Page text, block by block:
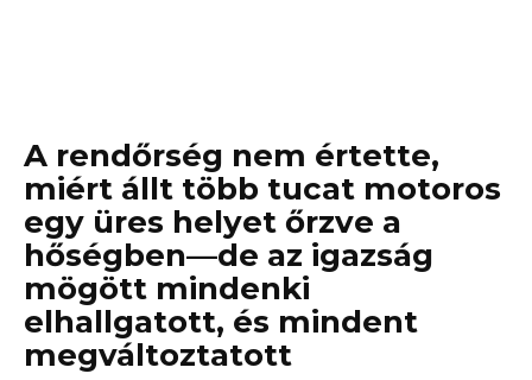
A rendőrség nem értette,
miért állt több tucat motoros
egy üres helyet őrzve a
hőségben—de az igazság
mögött mindenki
elhallgatott, és mindent
megváltoztatott